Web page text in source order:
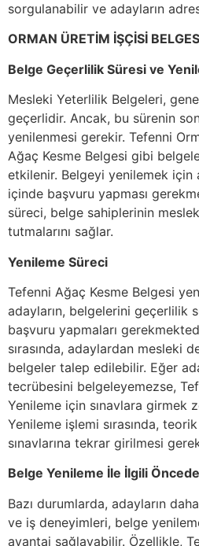
sorgulanabilir ve adayların
ORMAN ÜRETİM İŞÇİSİ
Belge Geçerlilik Süresi ve
Mesleki Yeterlilik Belgeleri,
geçerlidir. Ancak, bu sürenin
yenilenmesi gerekir. Tefenni
Ağaç Kesme Belgesi gibi
etkilenir. Belgeyi yenilemek için
içinde başvuru yapması
süreci, belge sahiplerinin
tutmalarını sağlar.
Yenileme Süreci
Tefenni Ağaç Kesme Belgesi
adayların, belgelerini geçerlilik
başvuru yapmaları
sırasında, adaylardan mesleki
belgeler talep edilebilir. Eğer
tecrübesini belgeleyemezse,
Yenileme için sınavlara girmek
Yenileme işlemi sırasında,
sınavlarına tekrar girilmesi
Belge Yenileme İle İlgili
Bazı durumlarda, adayların
ve iş deneyimleri, belge
avantaj sağlayabilir. Özellikle,